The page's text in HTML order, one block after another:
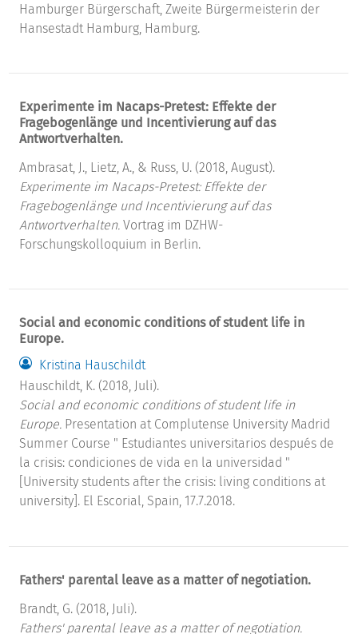
Hamburger Bürgerschaft, Zweite Bürgermeisterin der
Hansestadt Hamburg, Hamburg.
Experimente im Nacaps-Pretest: Effekte der
Fragebogenlänge und Incentivierung auf das
Antwortverhalten.
Ambrasat, J., Lietz, A., & Russ, U. (2018, August).
Experimente im Nacaps-Pretest: Effekte der
Fragebogenlänge und Incentivierung auf das
Antwortverhalten. Vortrag im DZHW-
Forschungskolloquium in Berlin.
Social and economic conditions of student life in
Europe.
Kristina Hauschildt
Hauschildt, K. (2018, Juli).
Social and economic conditions of student life in
Europe. Presentation at Complutense University Madrid
Summer Course " Estudiantes universitarios después de
la crisis: condiciones de vida en la universidad "
[University students after the crisis: living conditions at
university]. El Escorial, Spain, 17.7.2018.
Fathers' parental leave as a matter of negotiation.
Brandt, G. (2018, Juli).
Fathers' parental leave as a matter of negotiation.